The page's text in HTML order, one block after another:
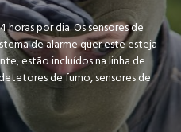
por dia. Os sensores de
de alarme quer este esteja
estão incluídos na linha de
de fumo, sensores de